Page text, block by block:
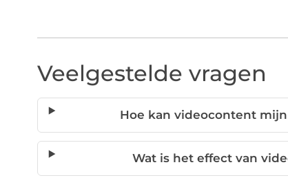
Veelgestelde vragen
Hoe kan videocontent
Wat is het effect van